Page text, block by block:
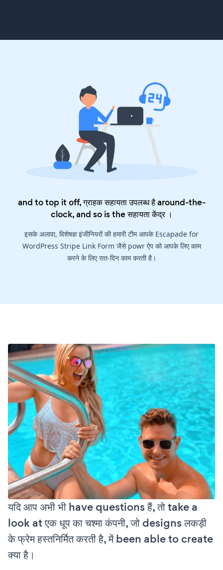
and to top it off, ग्राहक सहायता उपलब्ध है around-the-
clock, and so is theसहायता केंद्र।
इसके अलावा, विशेषज्ञ इंजीनियरों की हमारी टीम आपके Escapade for
WordPress Stripe Link Form जैसे powr ऐप को आपके लिए काम
करने के लिए रात-दिन काम करती है।
यदि आप अभी भी have questions हैं, तो take a
look at एक धूप का चश्मा कंपनी, जो designs लकड़ी
के फ्रेम हस्तनिर्मित करती है, में been able to create
क्या है।